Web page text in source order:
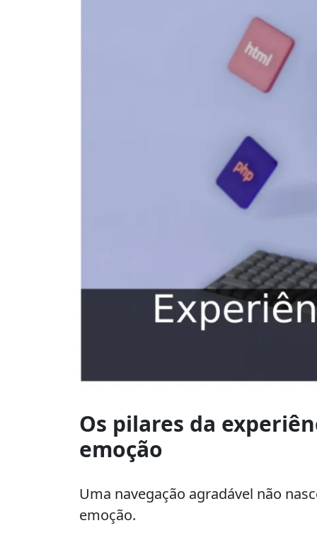
do
usuário:
melhore
online
Os pilares da
emoção
Uma navegação agradável não
emoção.